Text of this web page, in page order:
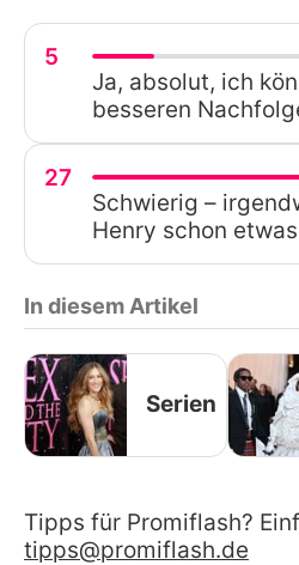
5
Ja, absolut, ich
besseren
27
Schwierig –
Henry schon
In diesem Artikel
Serien
Tipps für Promiflash?
tipps@promiflash.de